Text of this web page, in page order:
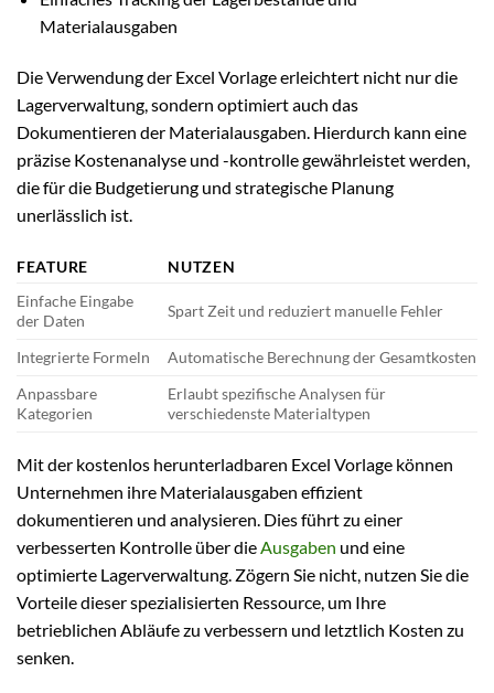
Materialausgaben
Die Verwendung der Excel Vorlage erleichtert nicht nur die
Lagerverwaltung, sondern optimiert auch das
Dokumentieren der Materialausgaben. Hierdurch kann eine
präzise Kostenanalyse und -kontrolle gewährleistet werden,
die für die Budgetierung und strategische Planung
unerlässlich ist.
FEATURE
NUTZEN
Einfache Eingabe
der Daten
Spart Zeit und reduziert manuelle Fehler
Integrierte Formeln
Automatische Berechnung der Gesamtkosten
Anpassbare
Kategorien
Erlaubt spezifische Analysen für
verschiedenste Materialtypen
Mit der kostenlos herunterladbaren Excel Vorlage können
Unternehmen ihre Materialausgaben effizient
dokumentieren und analysieren. Dies führt zu einer
verbesserten Kontrolle über dieAusgaben und eine
optimierte Lagerverwaltung. Zögern Sie nicht, nutzen Sie die
Vorteile dieser spezialisierten Ressource, um Ihre
betrieblichen Abläufe zu verbessern und letztlich Kosten zu
senken.